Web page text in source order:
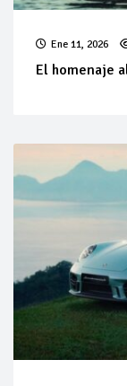
Ene 11, 2026
El homenaje